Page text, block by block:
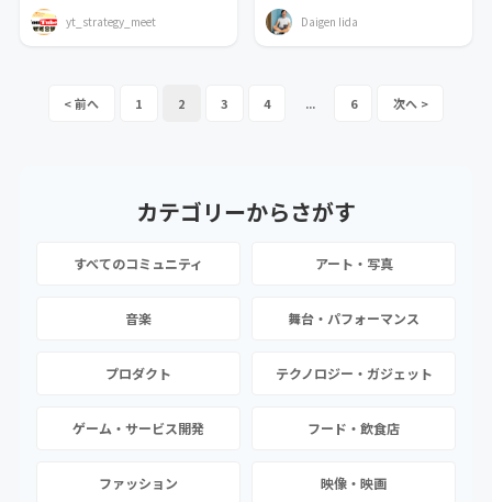
yt_strategy_meet Daigen Iida
1 2 3 4 ... 6
カテゴリーからさがす
すべてのコミュニティ アート・写真
音楽 舞台・パフォーマンス
プロダクト テクノロジー・ガジェット
ゲーム・サービス開発 フード・飲食店
ファッション 映像・映画